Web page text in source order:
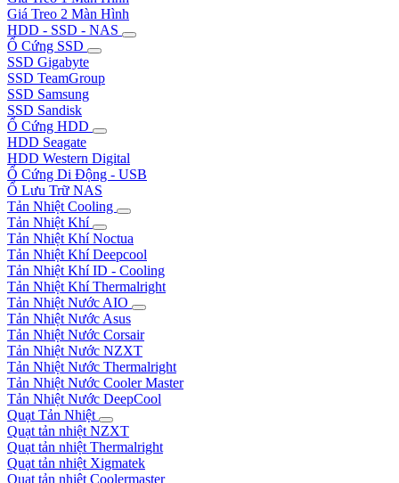
Giá Treo 2 Màn Hình
HDD - SSD - NAS
Ổ Cứng SSD
SSD Gigabyte
SSD TeamGroup
SSD Samsung
SSD Sandisk
Ổ Cứng HDD
HDD Seagate
HDD Western Digital
Ổ Cứng Di Động - USB
Ổ Lưu Trữ NAS
Tản Nhiệt Cooling
Tản Nhiệt Khí
Tản Nhiệt Khí Noctua
Tản Nhiệt Khí Deepcool
Tản Nhiệt Khí ID - Cooling
Tản Nhiệt Khí Thermalright
Tản Nhiệt Nước AIO
Tản Nhiệt Nước Asus
Tản Nhiệt Nước Corsair
Tản Nhiệt Nước NZXT
Tản Nhiệt Nước Thermalright
Tản Nhiệt Nước Cooler Master
Tản Nhiệt Nước DeepCool
Quạt Tản Nhiệt
Quạt tản nhiệt NZXT
Quạt tản nhiệt Thermalright
Quạt tản nhiệt Xigmatek
Quạt tản nhiệt Coolermaster